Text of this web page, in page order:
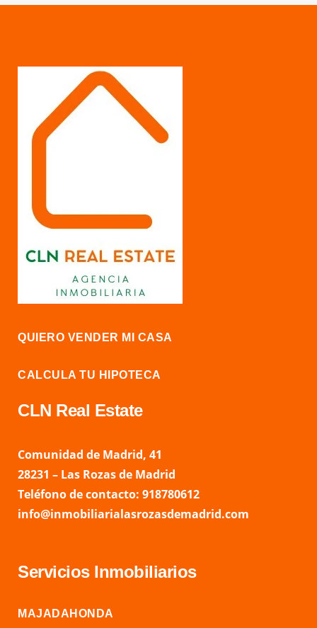
QUIERO VENDER MI CASA
CALCULA TU HIPOTECA
CLN Real Estate
Comunidad de Madrid, 41
28231 – Las Rozas de Madrid
Teléfono de contacto: 918780612
info@inmobiliarialasrozasdemadrid.com
Servicios Inmobiliarios
MAJADAHONDA